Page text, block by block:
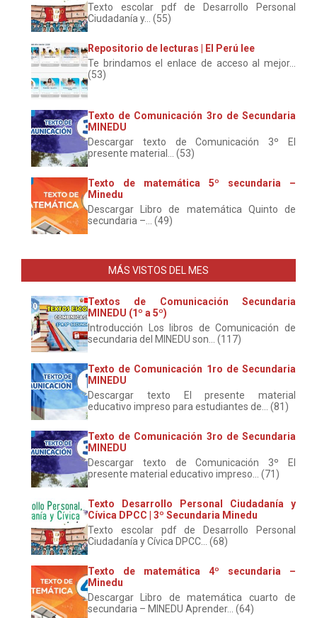
Texto escolar pdf de Desarrollo Personal
Ciudadanía y... (55)
Repositorio de lecturas | El Perú lee
Te brindamos el enlace de acceso al mejor...
(53)
Texto de Comunicación 3ro de Secundaria
MINEDU
Descargar texto de Comunicación 3º El
presente material... (53)
Texto de matemática 5º secundaria –
Minedu
Descargar Libro de matemática Quinto de
secundaria –... (49)
MÁS VISTOS DEL MES
Textos de Comunicación Secundaria
MINEDU (1º a 5º)
Introducción Los libros de Comunicación de
secundaria del MINEDU son... (117)
Texto de Comunicación 1ro de Secundaria
MINEDU
Descargar texto El presente material
educativo impreso para estudiantes de... (81)
Texto de Comunicación 3ro de Secundaria
MINEDU
Descargar texto de Comunicación 3º El
presente material educativo impreso... (71)
Texto Desarrollo Personal Ciudadanía y
Cívica DPCC | 3º Secundaria Minedu
Texto escolar pdf de Desarrollo Personal
Ciudadanía y Cívica DPCC... (68)
Texto de matemática 4º secundaria –
Minedu
Descargar Libro de matemática cuarto de
secundaria – MINEDU Aprender... (64)